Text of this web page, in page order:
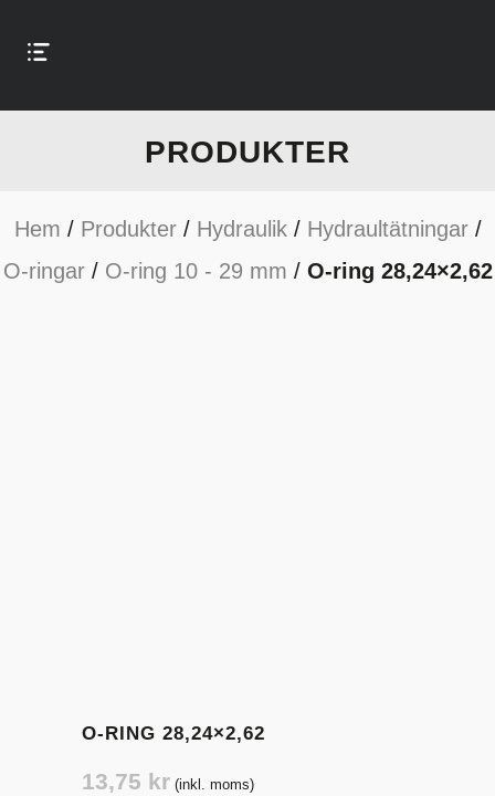
PRODUKTER
Hem / Produkter/ Hydraulik/ Hydraultätningar/
O-ringar/ O-ring 10 - 29 mm / O-ring 28,24×2,62
O-RING 28,24×2,62
13,75 kr (inkl. moms)